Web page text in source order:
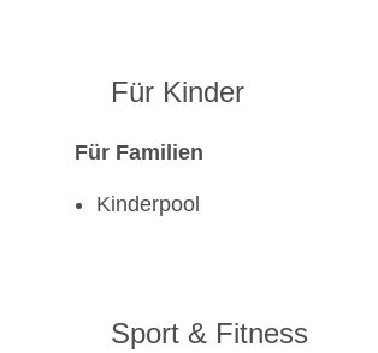
Für Kinder
Für Familien
Kinderpool
Sport & Fitness